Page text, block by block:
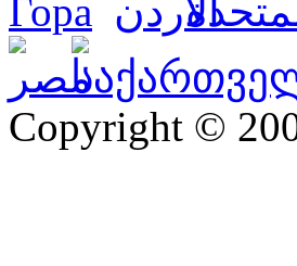
Copyright ©